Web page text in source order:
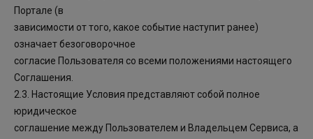
Портале (в
зависимости от того, какое событие наступит ранее)
означает безоговорочное
согласие Пользователя со всеми положениями настоящего
Соглашения.
2.3. Настоящие Условия представляют собой полное
юридическое
соглашение между Пользователем и Владельцем Сервиса, а